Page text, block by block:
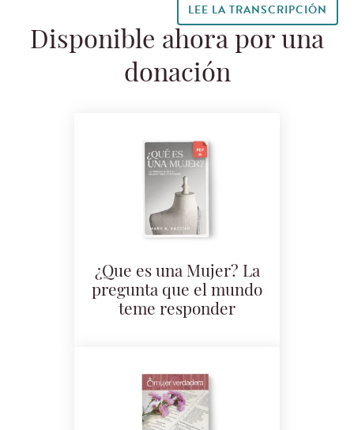
LEE LA TRANSCRIPCIÓN
Disponible ahora por una
donación
¿Que es una Mujer? La
pregunta que el mundo
teme responder